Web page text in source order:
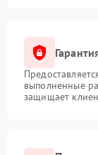
выполненные
защищает